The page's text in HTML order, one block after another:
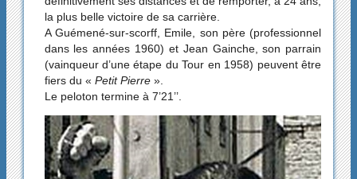
la plus belle victoire de sa carrière.
A Guémené-sur-scorff, Emile, son père (professionnel
dans les années 1960) et Jean Gainche, son parrain
(vainqueur d’une étape du Tour en 1958) peuvent être
fiers du « Petit Pierre».
Le peloton termine à 7’21’’.